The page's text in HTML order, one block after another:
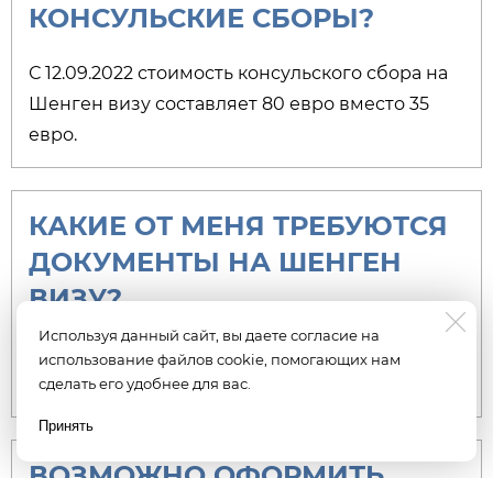
КОНСУЛЬСКИЕ СБОРЫ?
С 12.09.2022 стоимость консульского сбора на
Шенген визу составляет 80 евро вместо 35
евро.
КАКИЕ ОТ МЕНЯ ТРЕБУЮТСЯ
ДОКУМЕНТЫ НА ШЕНГЕН
ВИЗУ?
Паспорт РФ, Загранпаспорт, 2 фото, справка с
банка, справка с работы
Используя данный сайт, вы даете согласие на
использование файлов cookie, помогающих нам
сделать его удобнее для вас.
Принять